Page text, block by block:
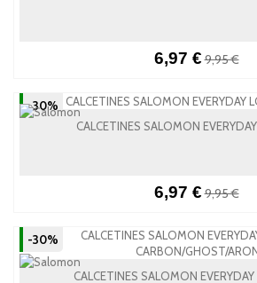
6,97 €9,95 €
-30%
CALCETINES SALOMON
6,97 €9,95 €
-30%
CALCETINES SALOMON